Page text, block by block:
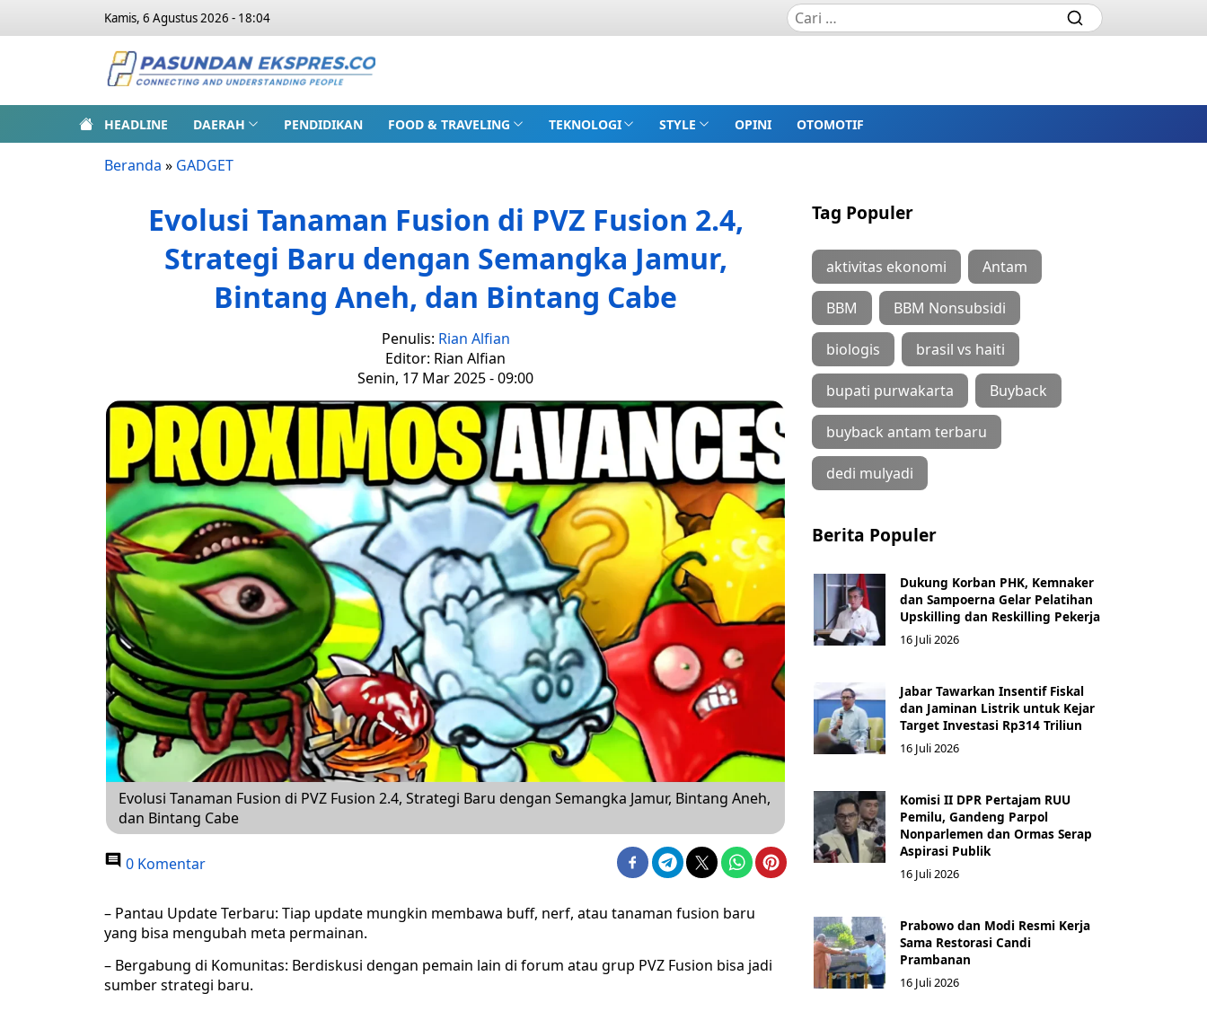
Kamis, 6 Agustus 2026 - 18:04
HEADLINE DAERAH PENDIDIKAN FOOD & TRAVELING TEKNOLOGI STYLE OPINI OTOMOTIF
Beranda » GADGET
Evolusi Tanaman Fusion di PVZ Fusion 2.4,
Strategi Baru dengan Semangka Jamur,
Bintang Aneh, dan Bintang Cabe
Penulis: Rian Alfian
Editor: Rian Alfian
Senin, 17 Mar 2025 - 09:00
Evolusi Tanaman Fusion di PVZ Fusion 2.4, Strategi Baru dengan Semangka Jamur, Bintang Aneh,
dan Bintang Cabe
0 Komentar
– Pantau Update Terbaru: Tiap update mungkin membawa buff, nerf, atau tanaman fusion baru
yang bisa mengubah meta permainan.
– Bergabung di Komunitas: Berdiskusi dengan pemain lain di forum atau grup PVZ Fusion bisa jadi
sumber strategi baru.
Tag Populer
aktivitas ekonomi Antam
BBM BBM Nonsubsidi
biologis brasil vs haiti
bupati purwakarta Buyback
buyback antam terbaru
dedi mulyadi
Berita Populer
Dukung Korban PHK, Kemnaker
dan Sampoerna Gelar Pelatihan
Upskilling dan Reskilling Pekerja
16 Juli 2026
Jabar Tawarkan Insentif Fiskal
dan Jaminan Listrik untuk Kejar
Target Investasi Rp314 Triliun
16 Juli 2026
Komisi II DPR Pertajam RUU
Pemilu, Gandeng Parpol
Nonparlemen dan Ormas Serap
Aspirasi Publik
16 Juli 2026
Prabowo dan Modi Resmi Kerja
Sama Restorasi Candi
Prambanan
16 Juli 2026